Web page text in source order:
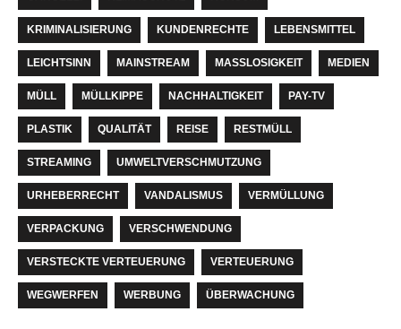
KRIMINALISIERUNG KUNDENRECHTE LEBENSMITTEL
LEICHTSINN MAINSTREAM MASSLOSIGKEIT MEDIEN
MÜLL MÜLLKIPPE NACHHALTIGKEIT PAY-TV
PLASTIK QUALITÄT REISE RESTMÜLL
STREAMING UMWELTVERSCHMUTZUNG
URHEBERRECHT VANDALISMUS VERMÜLLUNG
VERPACKUNG VERSCHWENDUNG
VERSTECKTE VERTEUERUNG VERTEUERUNG
WEGWERFEN WERBUNG ÜBERWACHUNG